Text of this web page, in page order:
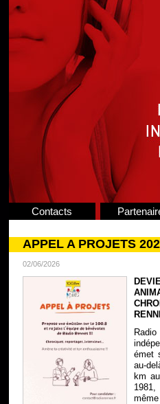
Contacts
APPEL A PROJETS
02/06/2026
émet
au-
km